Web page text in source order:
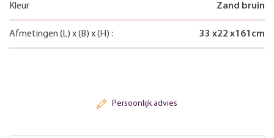
Kleur Zand bruin
Afmetingen (L) x(B) x(H) : 33 x22 x161 cm
Persoonlijk advies